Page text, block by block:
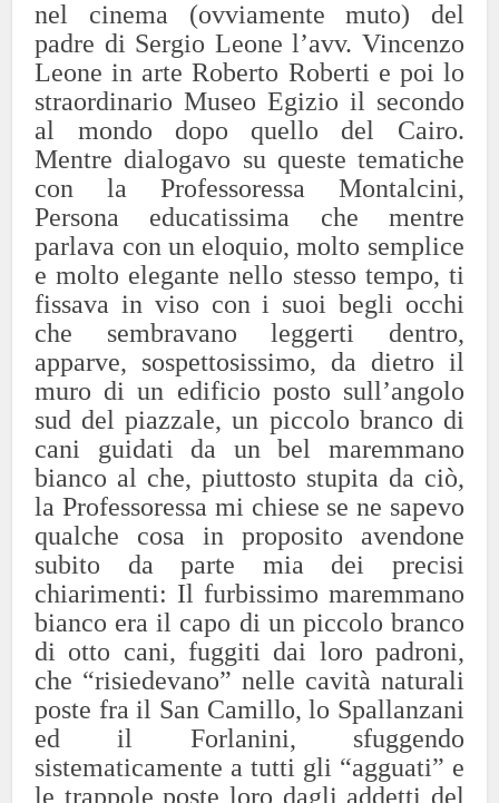
nel cinema (ovviamente muto) del
padre di Sergio Leone l’avv. Vincenzo
Leone in arte Roberto Roberti e poi lo
straordinario Museo Egizio il secondo
al mondo dopo quello del Cairo.
Mentre dialogavo su queste tematiche
con la Professoressa Montalcini,
Persona educatissima che mentre
parlava con un eloquio, molto semplice
e molto elegante nello stesso tempo, ti
fissava in viso con i suoi begli occhi
che sembravano leggerti dentro,
apparve, sospettosissimo, da dietro il
muro di un edificio posto sull’angolo
sud del piazzale, un piccolo branco di
cani guidati da un bel maremmano
bianco al che, piuttosto stupita da ciò,
la Professoressa mi chiese se ne sapevo
qualche cosa in proposito avendone
subito da parte mia dei precisi
chiarimenti: Il furbissimo maremmano
bianco era il capo di un piccolo branco
di otto cani, fuggiti dai loro padroni,
che “risiedevano” nelle cavità naturali
poste fra il San Camillo, lo Spallanzani
ed il Forlanini, sfuggendo
sistematicamente a tutti gli “agguati” e
le trappole poste loro dagli addetti del